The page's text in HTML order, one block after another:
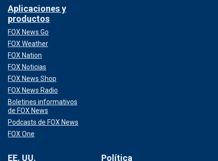
Aplicaciones y
productos
FOX News Go
FOX Weather
FOX Nation
FOX Noticias
FOX News Shop
FOX News Radio
Boletines informativos
de FOX News
Podcasts de FOX News
FOX One
EE. UU. Política